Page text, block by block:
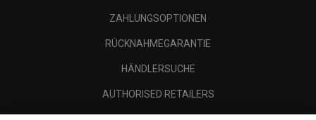
ZAHLUNGSOPTIONEN
RÜCKNAHMEGARANTIE
HÄNDLERSUCHE
AUTHORISED RETAILERS